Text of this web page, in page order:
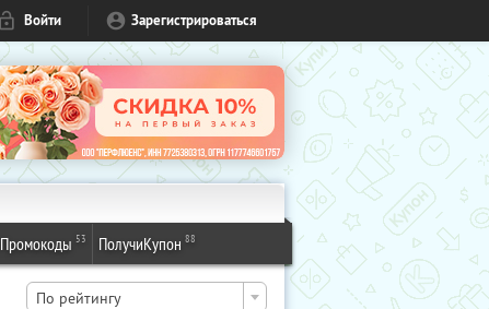
Войти Зарегистрироваться
Промокоды 53 ПолучиКупон 88
По рейтингу